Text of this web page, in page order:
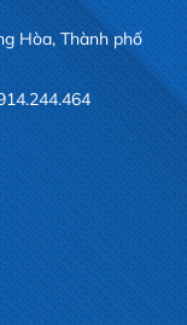
Hòa, Thành phố
NIỀM